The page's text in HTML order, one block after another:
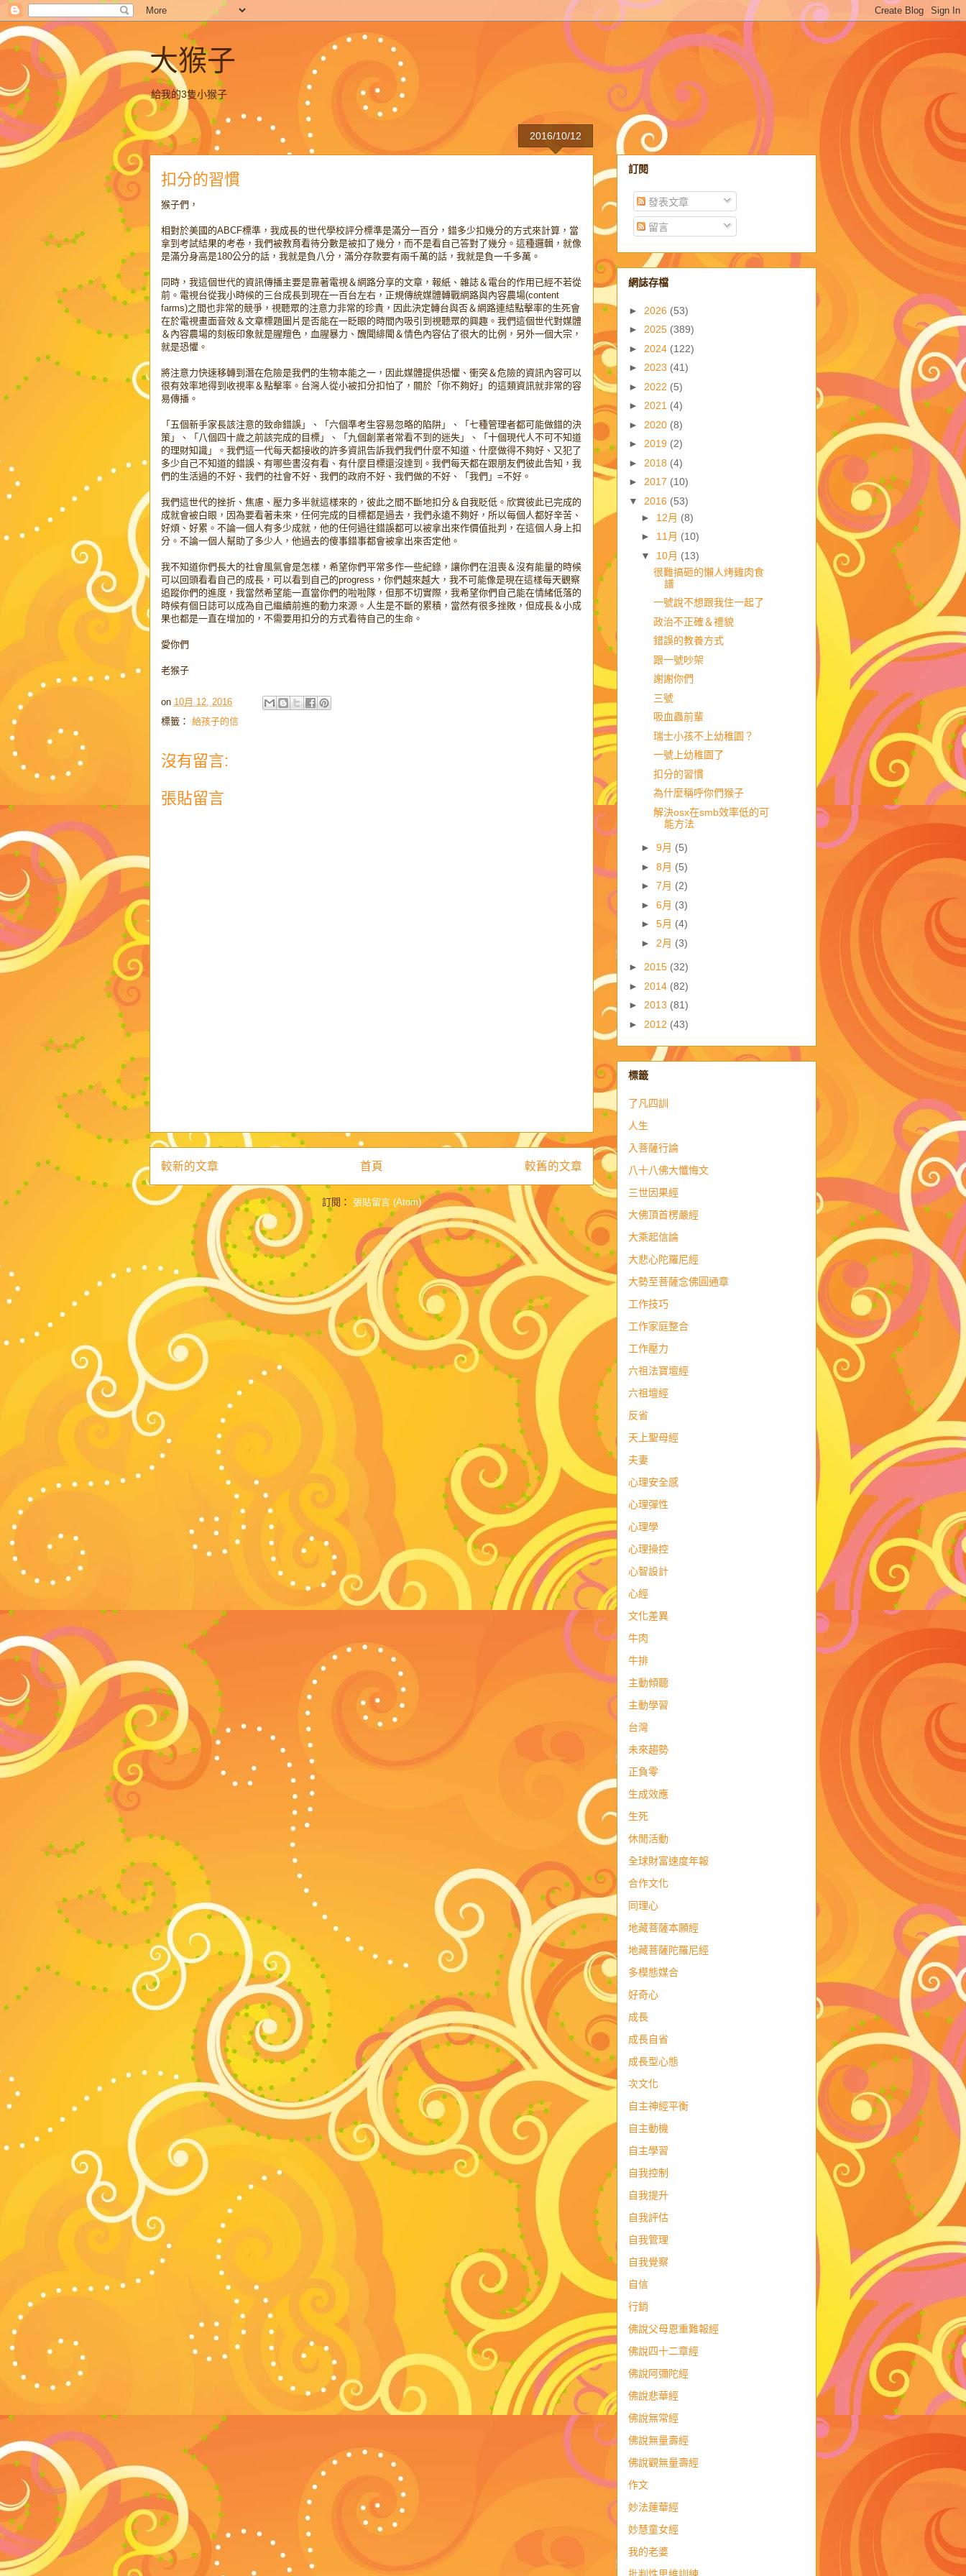
大猴子
給我的3隻小猴子
2016/10/12
扣分的習慣
猴子們，
相對於美國的ABCF標準，我成長的世代學校評分標準是滿分一百分，錯多少扣幾分的方式來計算，當
拿到考試結果的考卷，我們被教育看待分數是被扣了幾分，而不是看自己答對了幾分。這種邏輯，就像
是滿分身高是180公分的話，我就是負八分，滿分存款要有兩千萬的話，我就是負一千多萬。
同時，我這個世代的資訊傳播主要是靠著電視＆網路分享的文章，報紙、雜誌＆電台的作用已經不若從
前。電視台從我小時候的三台成長到現在一百台左右，正規傳統媒體轉戰網路與內容農場(content
farms)之間也非常的競爭，視聽眾的注意力非常的珍貴，因此決定轉台與否＆網路連結點擊率的生死會
在於電視畫面音效＆文章標題圖片是否能在一眨眼的時間內吸引到視聽眾的興趣。我們這個世代對媒體
＆內容農場的刻板印象就是腥羶色，血腥暴力、醜聞緋聞＆情色內容佔了很大的比例，另外一個大宗，
就是恐懼。
將注意力快速移轉到潛在危險是我們的生物本能之一，因此媒體提供恐懼、衝突＆危險的資訊內容可以
很有效率地得到收視率＆點擊率。台灣人從小被扣分扣怕了，關於「你不夠好」的這類資訊就非常的容
易傳播。
「五個新手家長該注意的致命錯誤」、「六個準考生容易忽略的陷阱」、「七種管理者都可能做錯的決
策」、「八個四十歲之前該完成的目標」、「九個創業者常看不到的迷失」、「十個現代人不可不知道
的理財知識」。我們這一代每天都接收的許多資訊告訴我們我們什麼不知道、什麼做得不夠好、又犯了
多少自己不知道的錯誤、有哪些書沒有看、有什麼目標還沒達到。我們每天都在跟朋友們彼此告知，我
們的生活過的不好、我們的社會不好、我們的政府不好、我們做的不好、「我們」=不好。
我們這世代的挫折、焦慮、壓力多半就這樣來的，彼此之間不斷地扣分＆自我貶低。欣賞彼此已完成的
成就會被白眼，因為要看著未來，任何完成的目標都是過去，我們永遠不夠好，所以每個人都好辛苦、
好煩、好累。不論一個人有多少成就，他的任何過往錯誤都可以被拿出來作價值批判，在這個人身上扣
分。不論一個人幫助了多少人，他過去的傻事錯事都會被拿出來否定他。
我不知道你們長大的社會風氣會是怎樣，希望你們平常多作一些紀錄，讓你們在沮喪＆沒有能量的時候
可以回頭看看自己的成長，可以看到自己的progress，你們越來越大，我不可能像是現在這樣每天觀察
追蹤你們的進度，我當然希望能一直當你們的啦啦隊，但那不切實際，我希望你們自己能在情緒低落的
時候有個日誌可以成為自己繼續前進的動力來源。人生是不斷的累積，當然有很多挫敗，但成長＆小成
果也都是一直在增加的，不需要用扣分的方式看待自己的生命。
愛你們
老猴子
on 10月 12, 2016
標籤： 給孩子的信
沒有留言:
張貼留言
較新的文章 較舊的文章
首頁
訂閱： 張貼留言 (Atom)
訂閱
發表文章
留言
網誌存檔
► 2026 (53)
► 2025 (389)
► 2024 (122)
► 2023 (41)
► 2022 (5)
► 2021 (4)
► 2020 (8)
► 2019 (2)
► 2018 (4)
► 2017 (10)
▼ 2016 (53)
► 12月 (8)
► 11月 (10)
▼ 10月 (13)
很難搞砸的懶人烤雞肉食
譜
一號說不想跟我住一起了
政治不正確＆禮貌
錯誤的教養方式
跟一號吵架
謝謝你們
三號
吸血蟲前輩
瑞士小孩不上幼稚園？
一號上幼稚園了
扣分的習慣
為什麼稱呼你們猴子
解決osx在smb效率低的可
能方法
► 9月 (5)
► 8月 (5)
► 7月 (2)
► 6月 (3)
► 5月 (4)
► 2月 (3)
► 2015 (32)
► 2014 (82)
► 2013 (81)
► 2012 (43)
標籤
了凡四訓
人生
入菩薩行論
八十八佛大懺悔文
三世因果經
大佛頂首楞嚴經
大乘起信論
大悲心陀羅尼經
大勢至菩薩念佛圓通章
工作技巧
工作家庭整合
工作壓力
六祖法寶壇經
六祖壇經
反省
天上聖母經
夫妻
心理安全感
心理彈性
心理學
心理操控
心智設計
心經
文化差異
牛肉
牛排
主動傾聽
主動學習
台灣
未來趨勢
正負零
生成效應
生死
休閒活動
全球財富速度年報
合作文化
同理心
地藏菩薩本願經
地藏菩薩陀羅尼經
多模態媒合
好奇心
成長
成長自省
成長型心態
次文化
自主神經平衡
自主動機
自主學習
自我控制
自我提升
自我評估
自我管理
自我覺察
自信
行銷
佛說父母恩重難報經
佛說四十二章經
佛說阿彌陀經
佛說悲華經
佛說無常經
佛說無量壽經
佛說觀無量壽經
作文
妙法蓮華經
妙慧童女經
我的老婆